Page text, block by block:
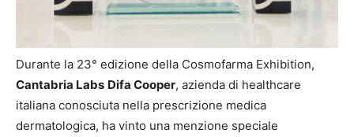
Durante la 23° edizione della Cosmofarma Exhibition,
Cantabria Labs Difa Cooper, azienda di healthcare
italiana conosciuta nella prescrizione medica
dermatologica, ha vinto una menzione speciale